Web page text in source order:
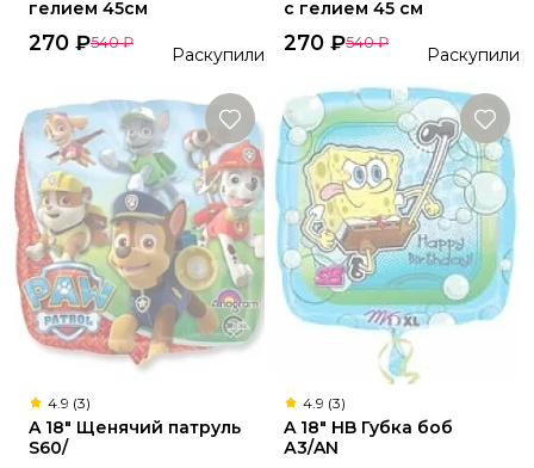
гелием 45см
270 ₽540 ₽
Раскупили
с гелием 45 см
270 ₽540 ₽
Раскупили
4.9 (3)
A 18" Щенячий патруль
S60/
4.9 (3)
A 18" HB Губка боб
А3/AN